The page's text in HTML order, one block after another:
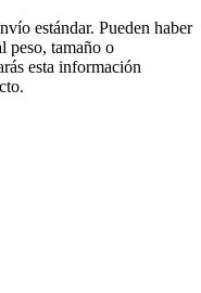
estándar. Pueden haber
peso, tamaño o
esta información